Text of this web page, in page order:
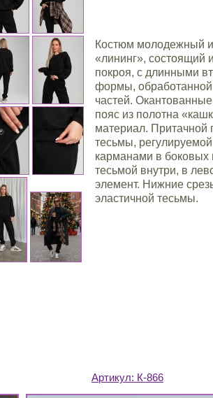
Костюм молодежный
«лининг», состоящий
покроя, с длинными
формы, обработанной
частей.
пояс из полотна
материал. Притачной
тесьмы,
карманами в боковых
тесьмой внутри, в
элемент. Нижние
эластичной тесьмы.
Артикул: К-866